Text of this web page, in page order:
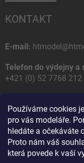
Používáme cookies
pro vás modeláře.
hledáte a očekáváte
Proto nám váš
která povede k vaší
KONTAKT
E-mail:
Telefon do výdejny a
+421 (0) 52 7768 212
HT model
Na letisko 49
058 01 Poprad
Slovenská Republika